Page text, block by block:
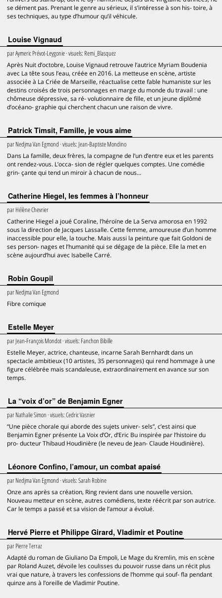
se dément pas. Prenant le genre au sérieux, il s’intéresse à son his- toire, à
ses techniques, au type d’humour qu’il véhicule.
Louise Vignaud
parAymeric Prévot-Leygonie· visuels: Remi_Blasquez
Après Nuit d’octobre, Louise Vignaud retrouve l’autrice Myriam Boudenia
avec La tête sous l’eau, créée en 2016. La metteuse en scène, artiste
associée à La Criée de Marseille, réactualise cette fable humaniste sur les
destins croisés de trois personnages en marge du monde du travail : une
chômeuse dépressive, sa ré- volutionnaire de fille, et un jeune diplômé
d’océano- graphie qui cherchent chacun une raison de vivre.
Patrick Timsit, Famille, je vous aime
parNedjma Van Egmond · visuels: Jean-Baptiste Mondino
Dans La famille, deux frères, la compagne de l’un d’entre eux et les parents
ont rendez-vous. L’occa- sion de régler quelques comptes. Une comédie
grin- çante qui tend un miroir à chacun de nous...
Catherine Hiegel, les femmes à l’honneur
parHélène Chevrier
Catherine Hiegel a joué Coraline, l’héroïne de La Serva amorosa en 1992
sous la direction de Jacques Lassalle. Cette femme, amoureuse d’un homme
inaccessible pour elle, la touche. Mais aussi la peinture que fait Goldoni de
ses person- nages et l’humanité qui se dégage de la pièce. Elle la met en
scène aujourd’hui avec Isabelle Carré.
Robin Goupil
parNedjma Van Egmond
Fibre comique
Estelle Meyer
parJean-François Mondot· visuels: Fanchon Bibille
Estelle Meyer, actrice, chanteuse, incarne Sarah Bernhardt dans un
spectacle ambitieux (10 artistes, 35 personnages) qui rend hommage à une
figure célébrée mais scandaleuse, extraordinairement en avance sur son
temps.
La “voix d’or” de Benjamin Egner
parNathalie Simon · visuels:Cedric Vasnier
“Une pièce chorale qui aborde des sujets univer- sels”, c’est ainsi que
Benjamin Egner présente La Voix d’Or, d’Eric Bu inspirée par l’histoire du
pro- ducteur Thibaud Houdinière (le neveu de Jean- Claude Houdinière).
Léonore Confino, l’amour, un combat apaisé
parNedjma Van Egmond · visuels:Sarah Robine
Onze ans après sa création, Ring revient dans une nouvelle version.
Nouveau metteur en scène, autres comédiens, texte réécrit par son autrice.
Car le temps a passé et sa vision de l’amour a évolué.
Hervé Pierre et Philippe Girard, Vladimir et Poutine
parPierre Terraz
Adapté du roman de Giuliano Da Empoli, Le Mage du Kremlin, mis en scène
par Roland Auzet, dévoile les coulisses du pouvoir russe dans un récit plus
vrai que nature, à travers les confessions de l’homme qui souf- fla pendant
quinze ans à l’oreille de Vladimir Poutine.